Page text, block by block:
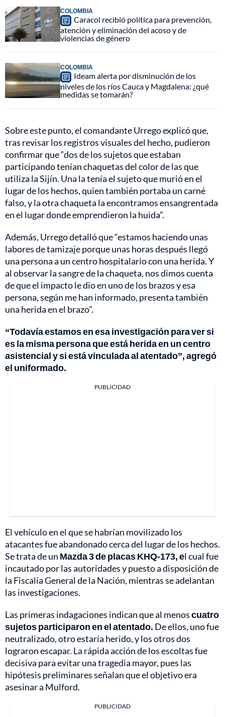
COLOMBIA
Caracol recibió política para prevención,
atención y eliminación del acoso y de
violencias de género
COLOMBIA
Ideam alerta por disminución de los
niveles de los ríos Cauca y Magdalena: ¿qué
medidas se tomarán?
Sobre este punto, el comandante Urrego explicó que,
tras revisar los registros visuales del hecho, pudieron
confirmar que “dos de los sujetos que estaban
participando tenían chaquetas del color de las que
utiliza la Sijín. Una la tenía el sujeto que murió en el
lugar de los hechos, quien también portaba un carné
falso, y la otra chaqueta la encontramos ensangrentada
en el lugar donde emprendieron la huida”.
Además, Urrego detalló que “estamos haciendo unas
labores de tamizaje porque unas horas después llegó
una persona a un centro hospitalario con una herida. Y
al observar la sangre de la chaqueta, nos dimos cuenta
de que el impacto le dio en uno de los brazos y esa
persona, según me han informado, presenta también
una herida en el brazo”.
“Todavía estamos en esa investigación para ver si
es la misma persona que está herida en un centro
asistencial y si está vinculada al atentado”, agregó
el uniformado.
PUBLICIDAD
El vehículo en el que se habrían movilizado los
atacantes fue abandonado cerca del lugar de los hechos.
Se trata de un Mazda 3 de placas KHQ-173, el cual fue
incautado por las autoridades y puesto a disposición de
la Fiscalía General de la Nación, mientras se adelantan
las investigaciones.
Las primeras indagaciones indican que al menoscuatro
sujetos participaron en el atentado. De ellos, uno fue
neutralizado, otro estaría herido, y los otros dos
lograron escapar. La rápida acción de los escoltas fue
decisiva para evitar una tragedia mayor, pues las
hipótesis preliminares señalan que el objetivo era
asesinar a Mulford.
PUBLICIDAD